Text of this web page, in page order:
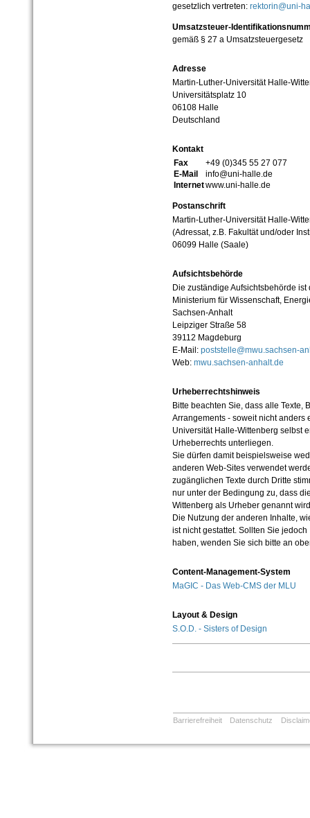
gesetzlich vertreten: rektorin@uni-
Umsatzsteuer-
gemäß § 27 a Umsatzsteuergesetz
Adresse
Martin-Luther-Universität Halle-
Universitätsplatz 10
06108 Halle
Deutschland
Kontakt
Fax
+49 (0)345 55 27 077
E-Mail
info@uni-halle.de
Internetwww.uni-halle.de
Postanschrift
Martin-Luther-Universität Halle-
(Adressat, z.B. Fakultät und/oder
06099 Halle (Saale)
Aufsichtsbehörde
Die zuständige Aufsichtsbehörde ist
Ministerium für Wissenschaft,
Sachsen-Anhalt
Leipziger Straße 58
39112 Magdeburg
E-Mail: poststelle@mwu.sachsen-
Web: mwu.sachsen-anhalt.de
Urheberrechtshinweis
Bitte beachten Sie, dass alle Texte,
Arrangements - soweit nicht anders
Universität Halle-Wittenberg selbst
Urheberrechts unterliegen.
Sie dürfen damit beispielsweise
anderen Web-Sites verwendet
zugänglichen Texte durch Dritte
nur unter der Bedingung zu, dass
Wittenberg als Urheber genannt
Die Nutzung der anderen Inhalte,
ist nicht gestattet. Sollten Sie
haben, wenden Sie sich bitte an
Content-Management-System
MaGIC - Das Web-CMS der MLU
Layout & Design
S.O.D. - Sisters of Design
Barrierefreiheit Datenschutz